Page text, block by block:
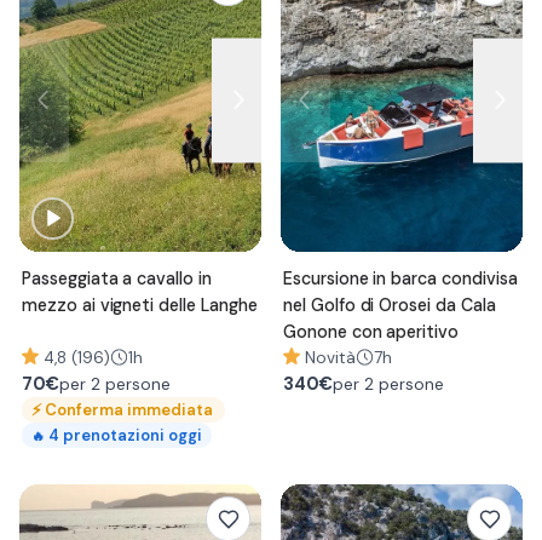
Passeggiata a cavallo in
mezzo ai vigneti delle Langhe
4,8 (196) 1h
70€per 2 persone
⚡Conferma immediata
🔥 4 prenotazioni oggi
Escursione in barca condivisa
nel Golfo di Orosei da Cala
Gonone con aperitivo
Novità 7h
340€per 2 persone